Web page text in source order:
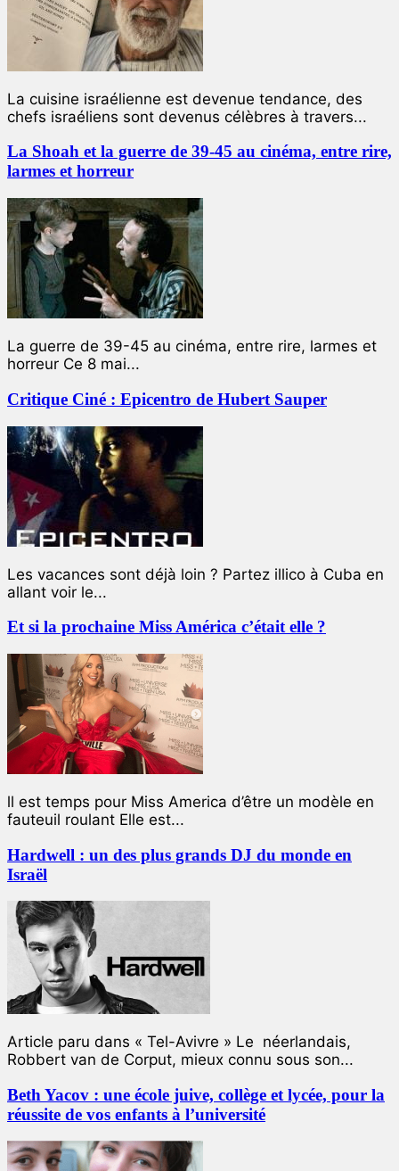
La cuisine israélienne est devenue tendance, des
chefs israéliens sont devenus célèbres à travers...
La Shoah et la guerre de 39-45 au cinéma, entre rire,
larmes et horreur
La guerre de 39-45 au cinéma, entre rire, larmes et
horreur Ce 8 mai...
Critique Ciné : Epicentro de Hubert Sauper
Les vacances sont déjà loin ? Partez illico à Cuba en
allant voir le...
Et si la prochaine Miss América c’était elle ?
ll est temps pour Miss America d’être un modèle en
fauteuil roulant Elle est...
Hardwell : un des plus grands DJ du monde en
Israël
Article paru dans « Tel-Avivre » Le néerlandais,
Robbert van de Corput, mieux connu sous son...
Beth Yacov : une école juive, collège et lycée, pour la
réussite de vos enfants à l’université